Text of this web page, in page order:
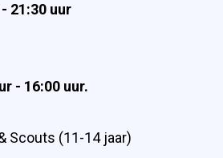
21:30 uur
- 16:00 uur.
Scouts (11-14 jaar)